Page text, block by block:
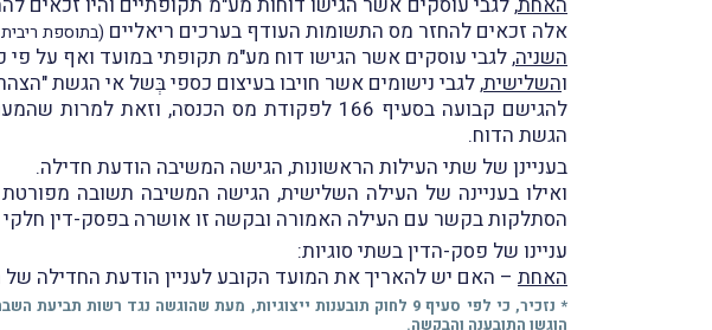
אלה זכאים להחזר מס התשומות העודף בערכים ריאליים (בתוספת
השניה, לגבי עוסקים אשר הגישו דוח מע"מ תקופתי במועד ואף על פי
והשלישית
להגישם קבועה בסעיף 166 לפקודת מס
הגשת הדוח.
בעניינן של שתי העילות הראשונות, הגישה המשיבה הודעת חדילה.
הסתלקות בקשר עם העילה האמורה ובקשה זו אושרה בפסק-דין
עניינו של פסק-הדין בשתי סוגיות:
האחת – האם יש להאריך את המועד הקובע לעניין הודעת החדילה
הוגשו התובענה והבקשה.